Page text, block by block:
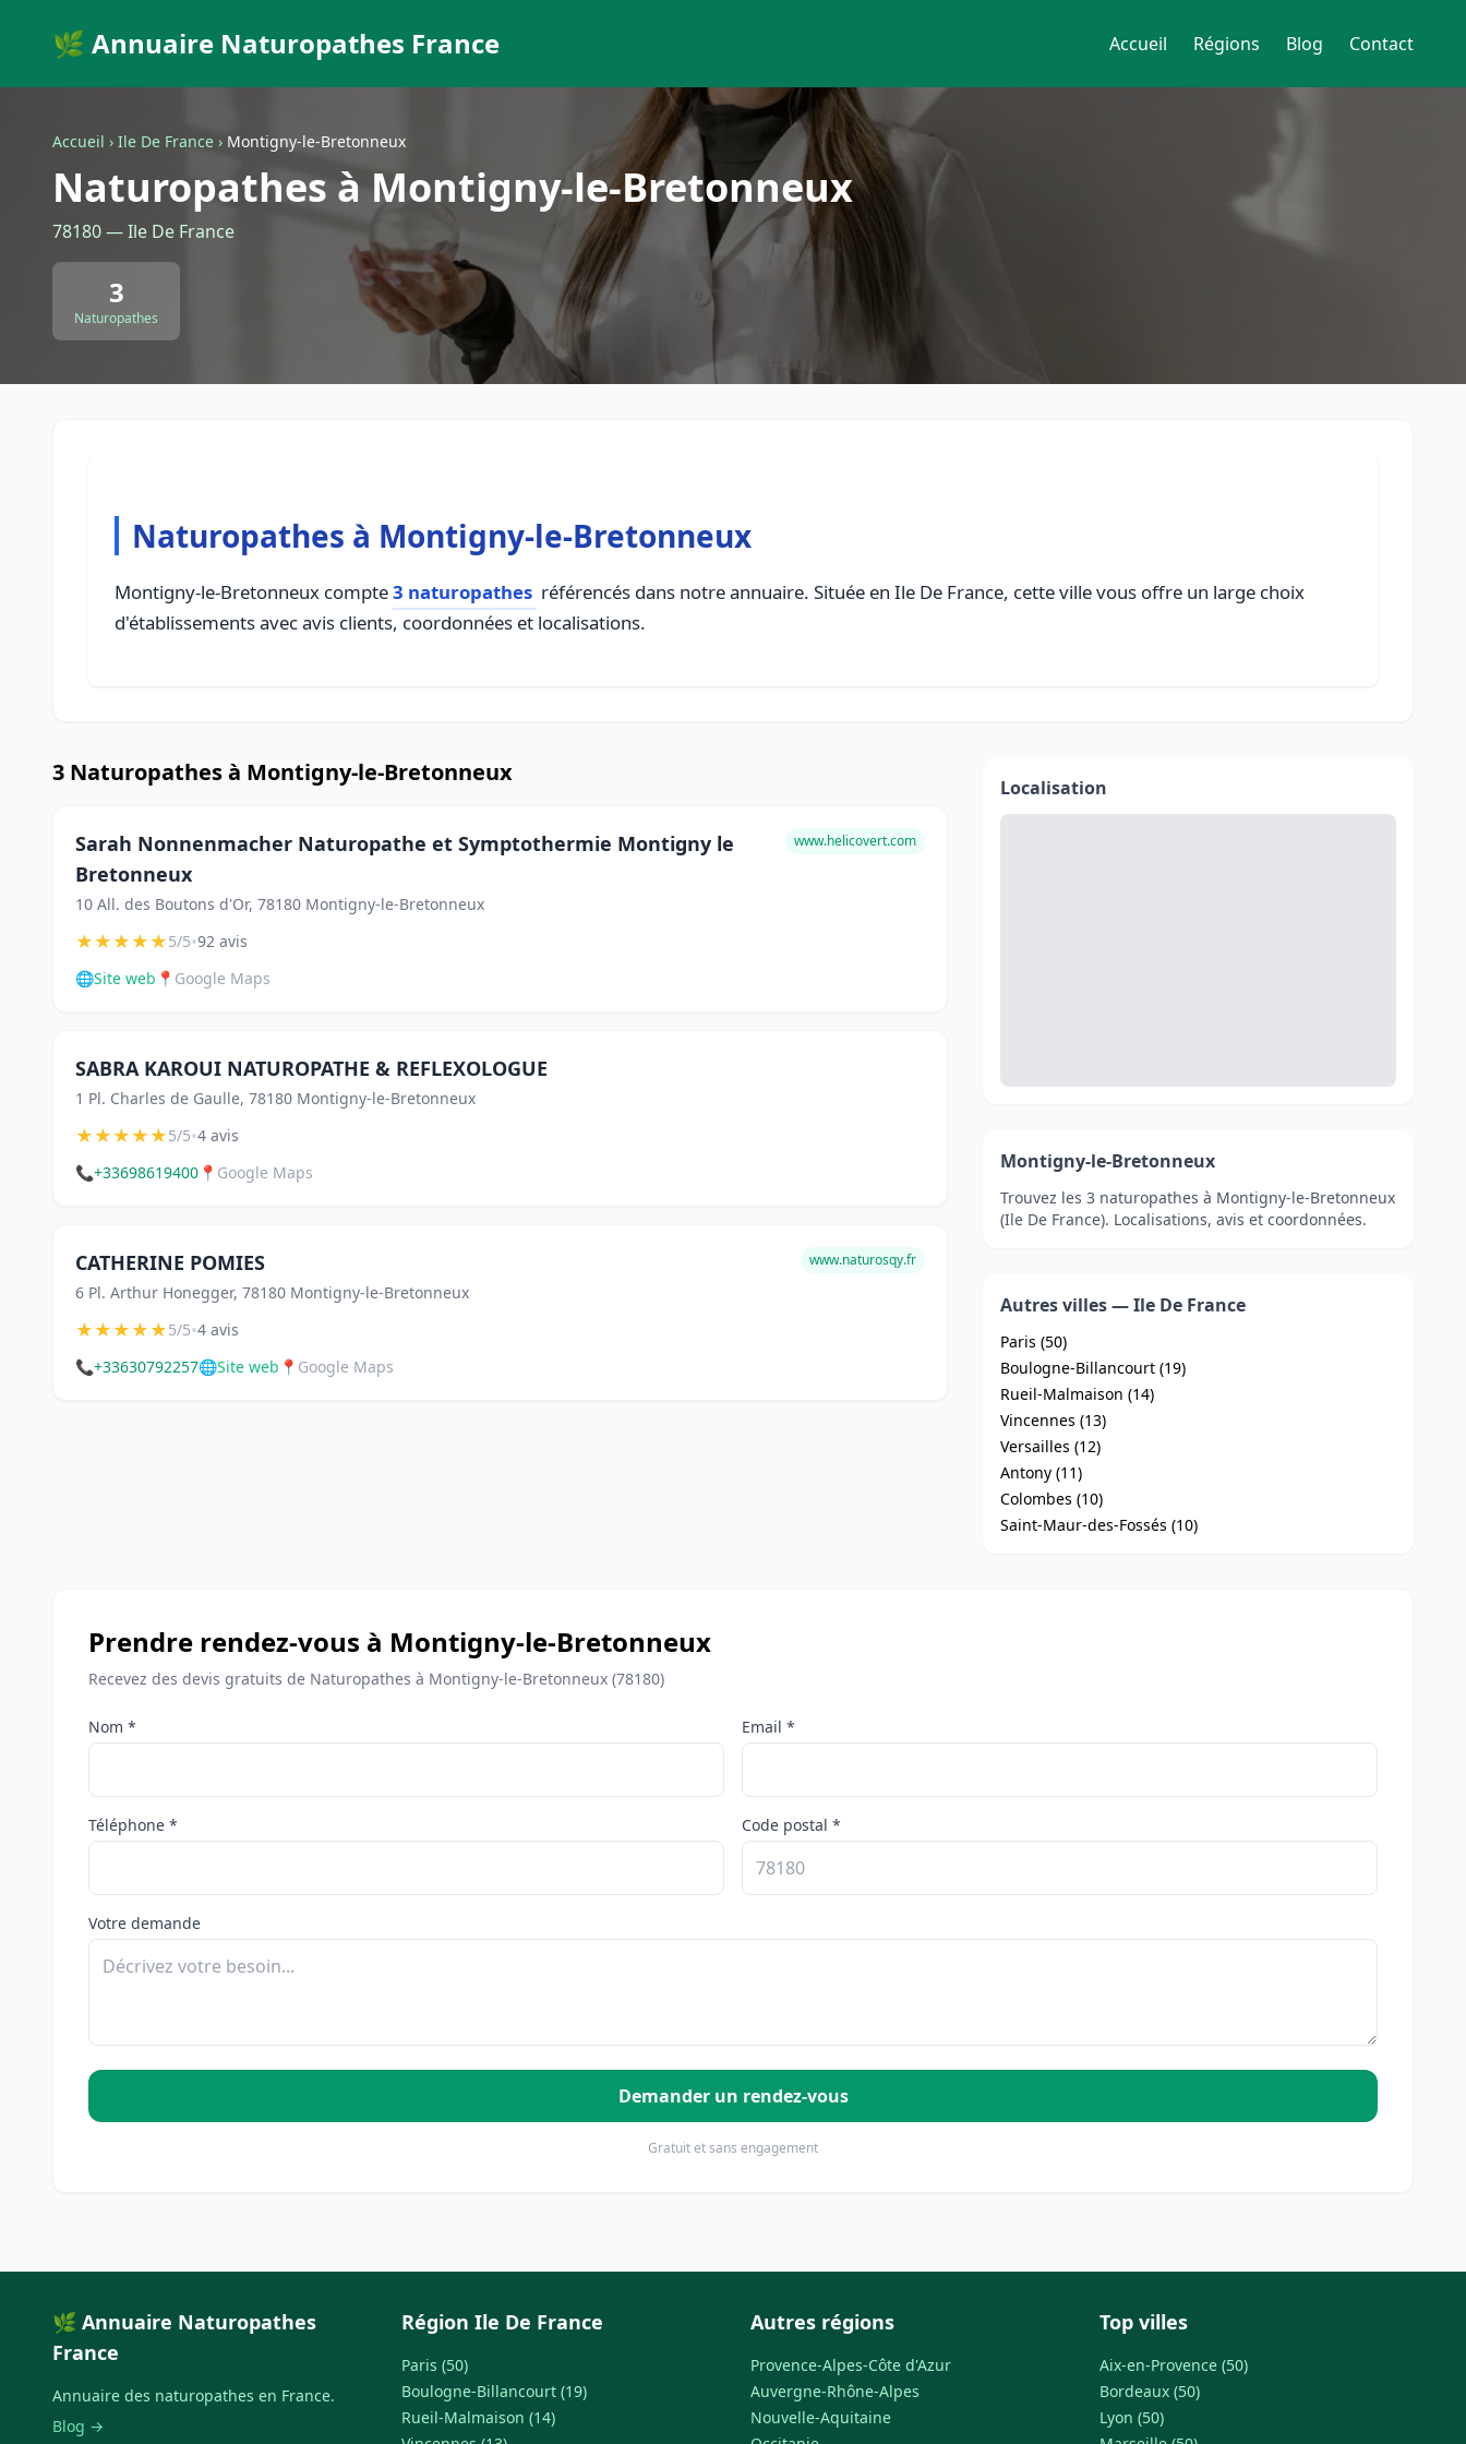
🌿 Annuaire Naturopathes France Accueil Régions Blog Contact
Accueil › Ile De France › Montigny-le-Bretonneux
Naturopathes à Montigny-le-Bretonneux
78180 — Ile De France
3
Naturopathes
Naturopathes à Montigny-le-Bretonneux
Montigny-le-Bretonneux compte3 naturopathes référencés dans notre annuaire. Située en Ile De France, cette ville vous offre un large choix
d'établissements avec avis clients, coordonnées et localisations.
3 Naturopathes à Montigny-le-Bretonneux
Sarah Nonnenmacher Naturopathe et Symptothermie Montigny le
Bretonneux
10 All. des Boutons d'Or, 78180 Montigny-le-Bretonneux
www.helicovert.com
★★★★★5/5•92 avis
🌐Site web 📍 Google Maps
SABRA KAROUI NATUROPATHE & REFLEXOLOGUE
1 Pl. Charles de Gaulle, 78180 Montigny-le-Bretonneux
★★★★★5/5•4 avis
📞+33698619400 📍 Google Maps
CATHERINE POMIES
6 Pl. Arthur Honegger, 78180 Montigny-le-Bretonneux
www.naturosqy.fr
★★★★★5/5•4 avis
📞+33630792257🌐Site web 📍 Google Maps
Localisation
Montigny-le-Bretonneux
Trouvez les 3 naturopathes à Montigny-le-Bretonneux
(Ile De France). Localisations, avis et coordonnées.
Autres villes — Ile De France
Paris (50)
Boulogne-Billancourt (19)
Rueil-Malmaison (14)
Vincennes (13)
Versailles (12)
Antony (11)
Colombes (10)
Saint-Maur-des-Fossés (10)
Prendre rendez-vous à Montigny-le-Bretonneux
Recevez des devis gratuits de Naturopathes à Montigny-le-Bretonneux (78180)
Nom * Email *
Téléphone * Code postal *
Votre demande
Demander un rendez-vous
Gratuit et sans engagement
🌿 Annuaire Naturopathes
France
Annuaire des naturopathes en France.
Blog →
Région Ile De France
Paris (50)
Boulogne-Billancourt (19)
Rueil-Malmaison (14)
Autres régions
Provence-Alpes-Côte d'Azur
Auvergne-Rhône-Alpes
Nouvelle-Aquitaine
Top villes
Aix-en-Provence (50)
Bordeaux (50)
Lyon (50)